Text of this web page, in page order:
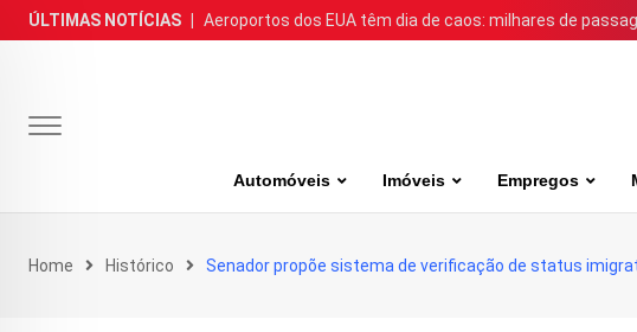
Skip
to
ÚLTIMAS NOTÍCIAS Aeroportos dos EUA têm dia de caos: milhares de
Automóveis Imóveis Empregos
Home Histórico Senador propõe sistema de verificação de status